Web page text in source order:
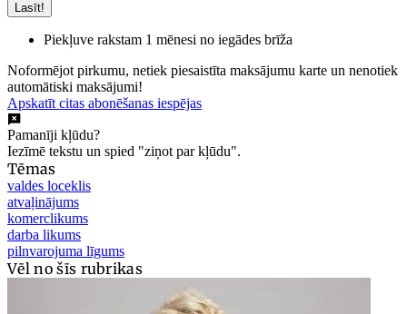
Lasīt!
Piekļuve rakstam 1 mēnesi no iegādes brīža
Noformējot pirkumu, netiek piesaistīta maksājumu karte un nenotiek
automātiski maksājumi!
Apskatīt citas abonēšanas iespējas
Pamanīji kļūdu?
Iezīmē tekstu un spied "ziņot par kļūdu".
Tēmas
valdes loceklis
atvaļinājums
komerclikums
darba likums
pilnvarojuma līgums
Vēl no šīs rubrikas